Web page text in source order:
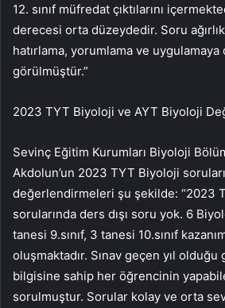
12. sınıf müfredat çıktılarını
derecesi orta düzeydedir. Soru
hatırlama, yorumlama ve uygulamaya
görülmüştür.”
2023 TYT Biyoloji ve AYT Biyoloji
Sevinç Eğitim Kurumları Biyoloji
Akdolun’un 2023 TYT Biyoloji
değerlendirmeleri şu şekilde: “2023
sorularında ders dışı soru yok. 6
tanesi 9.sınıf, 3 tanesi 10.sınıf
oluşmaktadır. Sınav geçen yıl
bilgisine sahip her öğrencinin
sorulmuştur. Sorular kolay ve orta